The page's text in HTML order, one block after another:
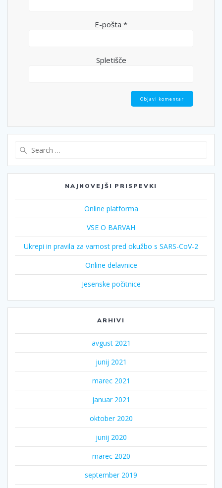
E-pošta *
Spletišče
NAJNOVEJŠI PRISPEVKI
Online platforma
VSE O BARVAH
Ukrepi in pravila za varnost pred okužbo s SARS-CoV-2
Online delavnice
Jesenske počitnice
ARHIVI
avgust 2021
junij 2021
marec 2021
januar 2021
oktober 2020
junij 2020
marec 2020
september 2019